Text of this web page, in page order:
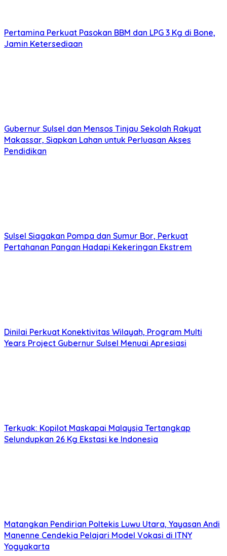
Pertamina Perkuat Pasokan BBM dan LPG 3 Kg di Bone,
Jamin Ketersediaan
Gubernur Sulsel dan Mensos Tinjau Sekolah Rakyat
Makassar, Siapkan Lahan untuk Perluasan Akses
Pendidikan
Sulsel Siagakan Pompa dan Sumur Bor, Perkuat
Pertahanan Pangan Hadapi Kekeringan Ekstrem
Dinilai Perkuat Konektivitas Wilayah, Program Multi
Years Project Gubernur Sulsel Menuai Apresiasi
Terkuak: Kopilot Maskapai Malaysia Tertangkap
Selundupkan 26 Kg Ekstasi ke Indonesia
Matangkan Pendirian Poltekis Luwu Utara, Yayasan Andi
Manenne Cendekia Pelajari Model Vokasi di ITNY
Yogyakarta